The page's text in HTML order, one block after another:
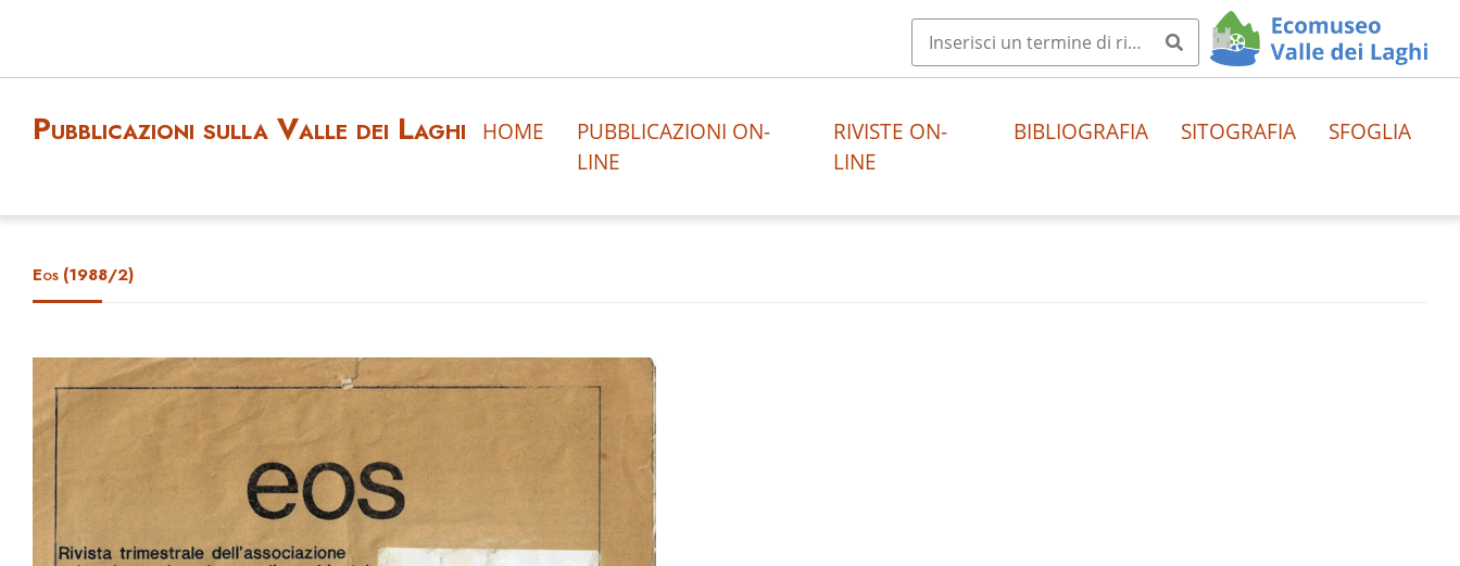
Pubblicazioni sulla Valle dei Laghi HOME
PUBBLICAZIONI ON-
LINE
RIVISTE ON-
LINE
BIBLIOGRAFIA SITOGRAFIA SFOGLIA
Eos (1988/2)